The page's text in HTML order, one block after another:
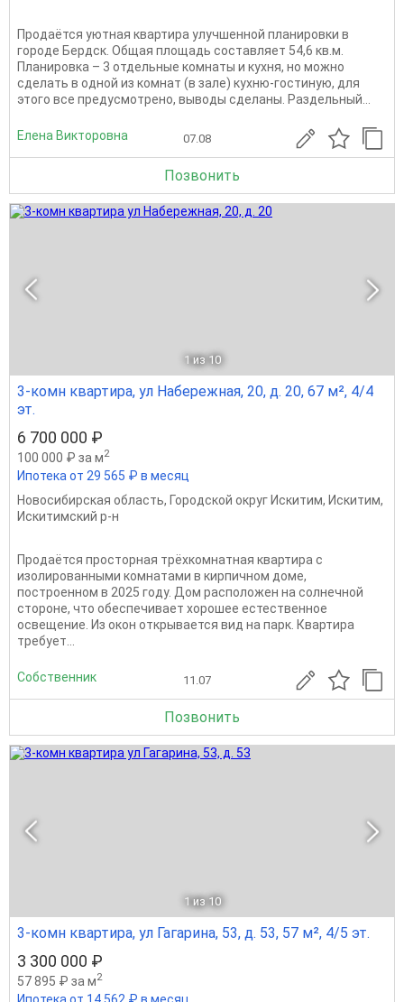
Продаётся уютная квартира улучшенной планировки в
городе Бердск. Общая площадь составляет 54,6 кв.м.
Планировка – 3 отдельные комнаты и кухня, но можно
сделать в одной из комнат (в зале) кухню-гостиную, для
этого все предусмотрено, выводы сделаны. Раздельный...
Елена Викторовна 07.08
Позвонить
1 из 10
3-комн квартира, ул Набережная, 20, д. 20, 67 м², 4/4
эт.
6 700 000 ₽
100 000 ₽ за м2
Ипотека от 29 565 ₽ в месяц
Новосибирская область, Городской округ Искитим, Искитим,
Искитимский р-н
Продаётся просторная трёхкомнатная квартира с
изолированными комнатами в кирпичном доме,
построенном в 2025 году. Дом расположен на солнечной
стороне, что обеспечивает хорошее естественное
освещение. Из окон открывается вид на парк. Квартира
требует...
Собственник 11.07
Позвонить
1 из 10
3-комн квартира, ул Гагарина, 53, д. 53, 57 м², 4/5 эт.
3 300 000 ₽
57 895 ₽ за м2